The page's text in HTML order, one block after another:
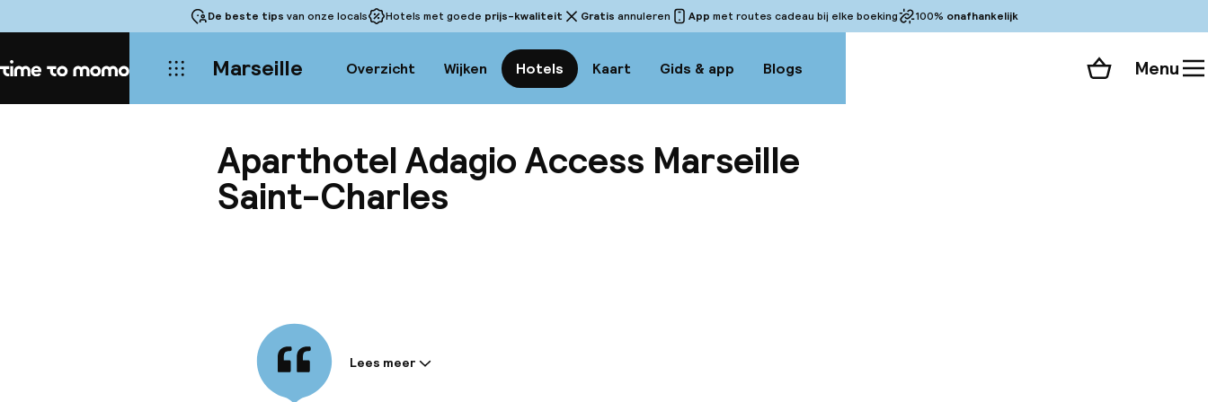
De beste tips van onze locals Hotels met goede prijs-kwaliteit Gratis annuleren App met routes cadeau bij elke boeking 100% onafhankelijk
Home Marseille Overzicht Wijken Hotels Kaart Gids & app Blogs Winkelmand
Menu
Aparthotel Adagio Access Marseille
Saint-Charles
Informatie gedeeld door de accommodatie:
Lees meer